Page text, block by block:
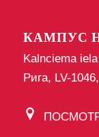
КАМПУС
Kalnciema
Рига, LV-